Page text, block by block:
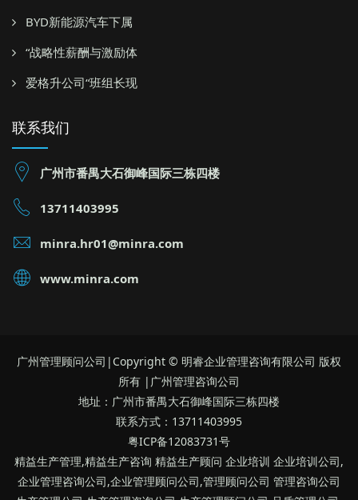
BYD新能源汽车下属
“战略性薪酬与激励体
爱格升公司“班组长现
联系我们
广州市番禺大石御峰国际三栋四楼
13711403995
minra.hr01@minra.com
www.minra.com
广州管理顾问公司|Copyright © 明睿企业管理咨询有限公司 版权
所有 |广州管理咨询公司
地址：广州市番禺大石御峰国际三栋四楼
联系方式：13711403995
粤ICP备12083731号
精益生产管理,精益生产咨询 精益生产顾问 企业培训 企业培训公司,
企业管理咨询公司,企业管理顾问公司,管理顾问公司 管理咨询公司